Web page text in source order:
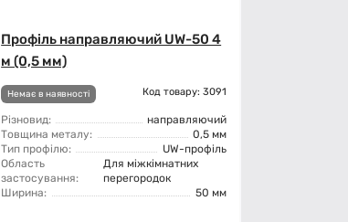
Профіль направляючий UW-50 4
м (0,5 мм)
Немає в наявності Код товару: 3091
Різновид:
направляючий
Товщина металу:
0,5 мм
Тип профілю:
UW-профіль
Область
застосування:
Для міжкімнатних
перегородок
Ширина:
50 мм